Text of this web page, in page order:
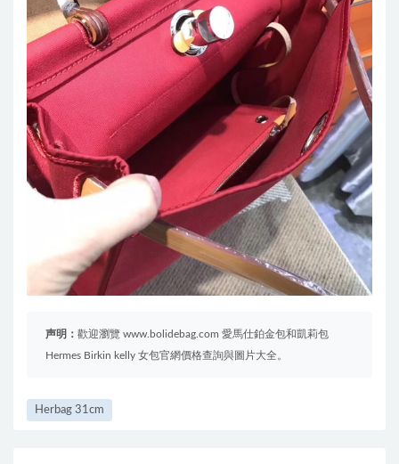
声明： 歡迎瀏覽 www.bolidebag.com 愛馬仕鉑金包和凱莉包
Hermes Birkin kelly 女包官網價格查詢與圖片大全。
Herbag 31cm